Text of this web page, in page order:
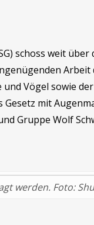
schoss weit
Vögel sowie
mit
Gruppe Wolf
werden. Foto: